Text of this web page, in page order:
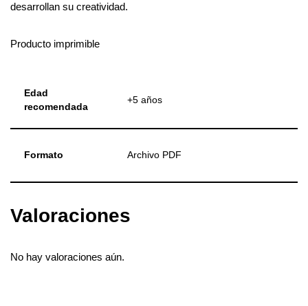
desarrollan su creatividad.
Producto imprimible
Edad
recomendada
+5 años
Formato Archivo PDF
Valoraciones
No hay valoraciones aún.